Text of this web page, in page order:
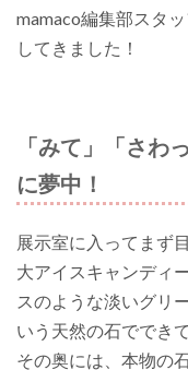
mamaco編集部スタ
してきました！
「みて」「さわ
に夢中！
展示室に入ってまず
大アイスキャンディ
スのような淡いグリ
いう天然の石ででき
その奥には、本物の